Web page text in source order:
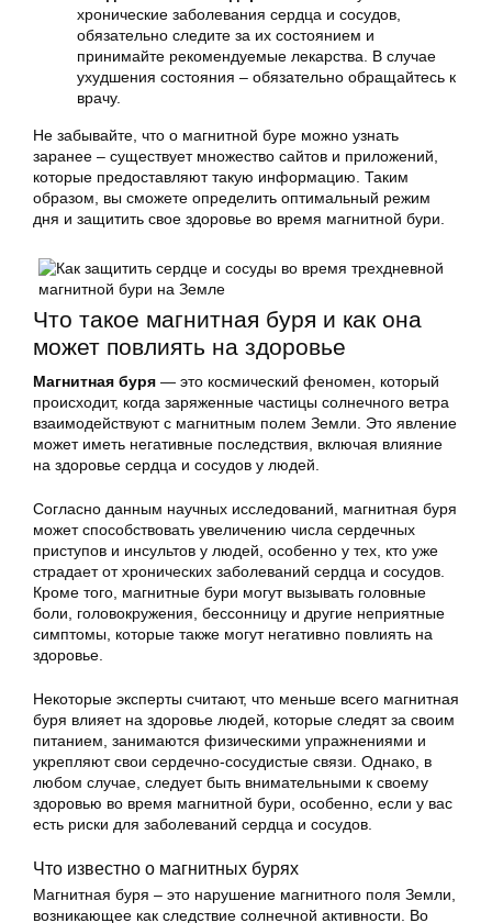
хронические заболевания сердца и сосудов,
обязательно следите за их состоянием и
принимайте рекомендуемые лекарства. В случае
ухудшения состояния – обязательно обращайтесь к
врачу.
Не забывайте, что о магнитной буре можно узнать
заранее – существует множество сайтов и приложений,
которые предоставляют такую информацию. Таким
образом, вы сможете определить оптимальный режим
дня и защитить свое здоровье во время магнитной бури.
Что такое магнитная буря и как она
может повлиять на здоровье
Магнитная буря — это космический феномен, который
происходит, когда заряженные частицы солнечного ветра
взаимодействуют с магнитным полем Земли. Это явление
может иметь негативные последствия, включая влияние
на здоровье сердца и сосудов у людей.
Согласно данным научных исследований, магнитная буря
может способствовать увеличению числа сердечных
приступов и инсультов у людей, особенно у тех, кто уже
страдает от хронических заболеваний сердца и сосудов.
Кроме того, магнитные бури могут вызывать головные
боли, головокружения, бессонницу и другие неприятные
симптомы, которые также могут негативно повлиять на
здоровье.
Некоторые эксперты считают, что меньше всего магнитная
буря влияет на здоровье людей, которые следят за своим
питанием, занимаются физическими упражнениями и
укрепляют свои сердечно-сосудистые связи. Однако, в
любом случае, следует быть внимательными к своему
здоровью во время магнитной бури, особенно, если у вас
есть риски для заболеваний сердца и сосудов.
Что известно о магнитных бурях
Магнитная буря – это нарушение магнитного поля Земли,
возникающее как следствие солнечной активности. Во